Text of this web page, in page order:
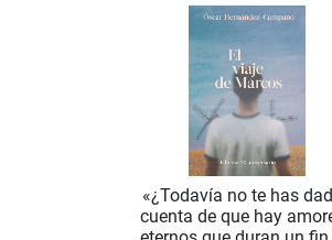
«¿Todavía no te has
cuenta de que hay